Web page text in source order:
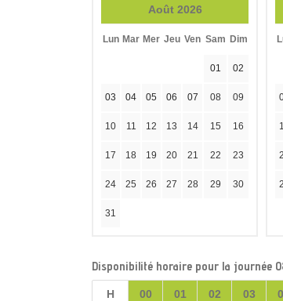
Août 2026
Lun Mar Mer Jeu Ven Sam Dim
01 02
03 04 05 06 07 08 09
10 11 12 13 14 15 16
17 18 19 20 21 22 23
24 25 26 27 28 29 30
31
Disponibilité horaire pour la journée
H 00 01 02 03